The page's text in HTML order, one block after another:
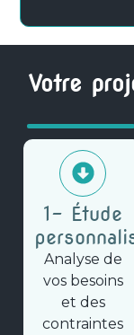
Votre
1- Étude
Analyse de
vos besoins
et des
contraintes